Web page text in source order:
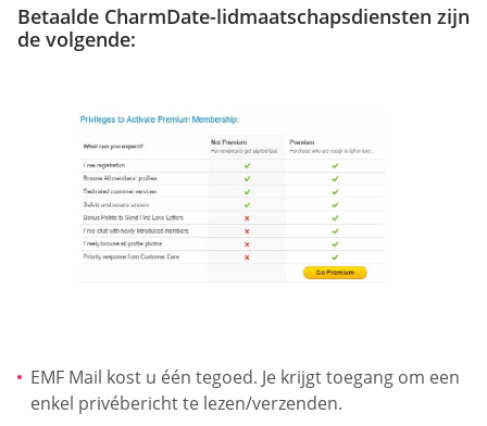
Betaalde CharmDate-lidmaatschapsdiensten zijn
de volgende:
EMF Mail kost u één tegoed. Je krijgt toegang om een
enkel privébericht te lezen/verzenden.